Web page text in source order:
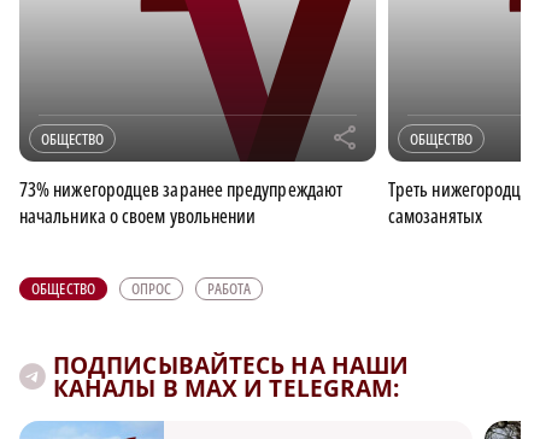
ОБЩЕСТВО r
73% нижегородцев заранее предупреждают
начальника о своем увольнении
ОБЩЕСТВО
Треть
самозанятых
ОБЩЕСТВО ОПРОС РАБОТА
ПОДПИСЫВАЙТЕСЬ НА НАШИ
КАНАЛЫ В MAX И TELEGRAM: